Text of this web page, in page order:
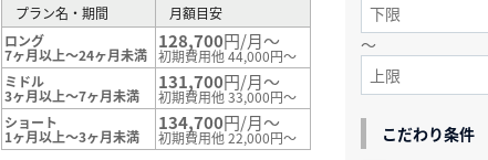
プラン名・期間
月額目安
ロング
7ヶ月以上～24ヶ月未満
128,700円/月～
初期費用他 44,000円～
ミドル
3ヶ月以上～7ヶ月未満
131,700円/月～
初期費用他 33,000円～
ショート
1ヶ月以上～3ヶ月未満
134,700円/月～
初期費用他 22,000円～
～
こだわり条件